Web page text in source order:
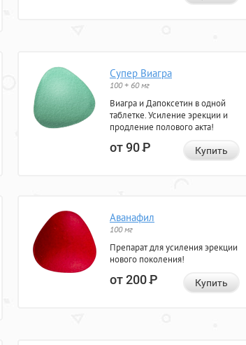
Супер Виагра
100 + 60 мг
Виагра и Дапоксетин в одной
таблетке. Усиление эрекции и
продление полового акта!
от 90Р Купить
Аванафил
100 мг
Препарат для усиления эрекции
нового поколения!
от 200Р Купить